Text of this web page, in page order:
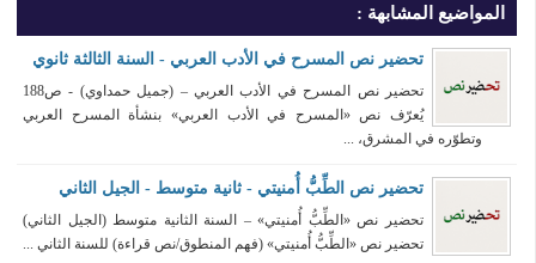
المواضيع المشابهة :
تحضير نص المسرح في الأدب العربي - السنة الثالثة ثانوي
تحضير نص المسرح في الأدب العربي – (جميل حمداوي) - ص188
يُعرّف نص «المسرح في الأدب العربي» بنشأة المسرح العربي
وتطوّره في المشرق، ...
تحضير نص الطِّبُّ أُمنيتي - ثانية متوسط - الجيل الثاني
تحضير نص «الطِّبُّ أُمنيتي» – السنة الثانية متوسط (الجيل الثاني)
تحضير نص «الطِّبُّ أُمنيتي» (فهم المنطوق/نص قراءة) للسنة الثاني ...